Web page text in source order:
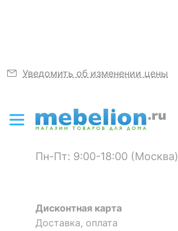
Уведомить об изменении цены
Пн-Пт: 9:00-18:00 (Москва)
Дисконтная карта
Доставка, оплата